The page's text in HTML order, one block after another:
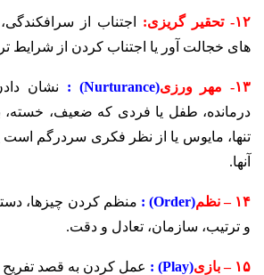
۱۲- تحقیر گریزی:
اجتناب از
های خجالت آور یا اجتناب کردن از
۱۳- مهر ورزی (Nurturance) :
نشان
درمانده، طفل یا فردی که ضعیف، خسته،
تنها، مایوس یا از نظر فکری سردرگم است
آنها.
۱۴ – نظم (Order) :
منظم کردن چیزها،
و ترتیب، سازمان، تعادل و دقت.
۱۵ – بازی (Play) : عمل کردن به قصد تفریح